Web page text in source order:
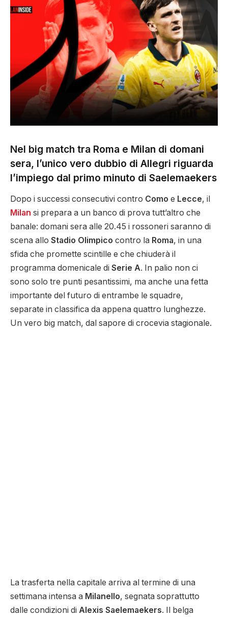
Nel big match tra Roma e Milan di domani
sera, l’unico vero dubbio di Allegri riguarda
l’impiego dal primo minuto di Saelemaekers
Dopo i successi consecutivi contro Como e Lecce, il
Milan si prepara a un banco di prova tutt’altro che
banale: domani sera alle 20.45 i rossoneri saranno di
scena allo Stadio Olimpico contro la Roma, in una
sfida che promette scintille e che chiuderà il
programma domenicale di Serie A. In palio non ci
sono solo tre punti pesantissimi, ma anche una fetta
importante del futuro di entrambe le squadre,
separate in classifica da appena quattro lunghezze.
Un vero big match, dal sapore di crocevia stagionale.
La trasferta nella capitale arriva al termine di una
settimana intensa a Milanello, segnata soprattutto
dalle condizioni di Alexis Saelemaekers. Il belga